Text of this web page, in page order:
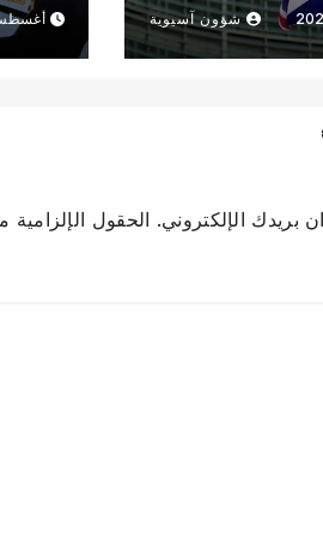
شؤون آسيوية أغسطس 7,
بريدك الإلكتروني. الحقول الإلزامية